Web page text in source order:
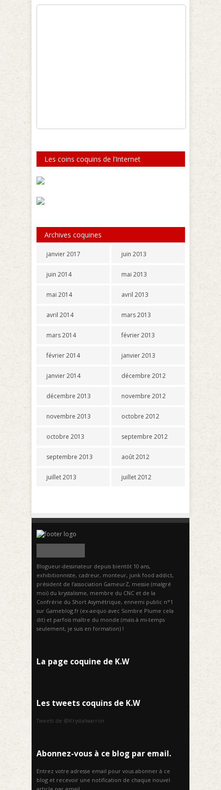
Les coins coquins de l’Internet
Archives coquines
janvier 2017
juin 2014
mai 2014
avril 2014
mars 2014
février 2014
janvier 2014
décembre 2013
novembre 2013
octobre 2013
septembre 2013
juillet 2013
juin 2013
mai 2013
avril 2013
mars 2013
février 2013
janvier 2013
décembre 2012
novembre 2012
octobre 2012
septembre 2012
août 2012
juillet 2012
Blogueur-dessinateur depuis bientôt 10 ans,
exhibitionniste, cadreur, monteur, junk food addict,
président de l’association GameurZ, messie (malgré
moi) du krystalisme, membre du CNC et de la
Confrérie du Short Asymétrique, ennemi public n°1
sur Gameblog.fr (ex-aequo avec Sombre Plume cela
dit) et parfois maître du monde (mais à mi-temps
seulement, je suis en formation) !
La page coquine de K.W
Les tweets coquins de K.W
Tweets de @Krystalwarrior
Abonnez-vous à ce blog par email.
Entrez votre adresse email pour vous abonner à ce
blog et recevoir une notification de chaque nouvel